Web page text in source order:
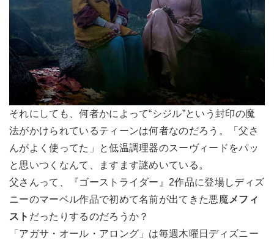
それにしても、何者かによって“シジル”という封印の魔
法がかけられているティーンは何者なのだろう。「父さ
んがよく使ってた」と低温調理器のスーヴィードをパッ
と思いつくなんて、ますます謎めいている。
父さんって、『ゴーストライダー』2作品に登場しディズ
ニーのマーベル作品で初めて名前が出てきた悪魔 メフィ
スト だったりするのだろうか？
「アガサ・オール・アロング」は毎週木曜日ディズニー